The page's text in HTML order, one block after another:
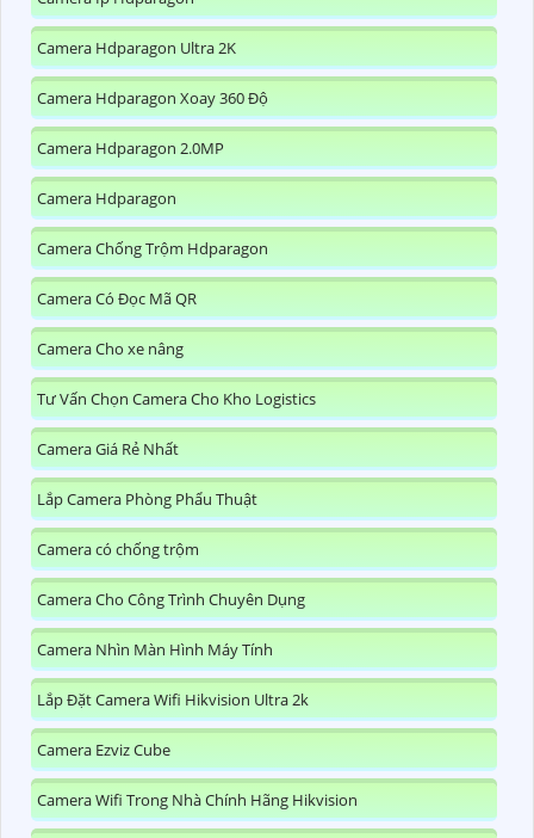
Camera Hdparagon Ultra 2K
Camera Hdparagon Xoay 360 Độ
Camera Hdparagon 2.0MP
Camera Hdparagon
Camera Chống Trộm Hdparagon
Camera Có Đọc Mã QR
Camera Cho xe nâng
Tư Vấn Chọn Camera Cho Kho Logistics
Camera Giá Rẻ Nhất
Lắp Camera Phòng Phẩu Thuật
Camera có chống trộm
Camera Cho Công Trình Chuyên Dụng
Camera Nhìn Màn Hình Máy Tính
Lắp Đặt Camera Wifi Hikvision Ultra 2k
Camera Ezviz Cube
Camera Wifi Trong Nhà Chính Hãng Hikvision